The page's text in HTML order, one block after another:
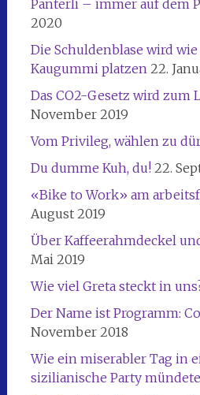
Pänterli – immer auf dem
2020
Die Schuldenblase wird
Kaugummi platzen 22.
Das CO2-Gesetz wird zum
November 2019
Vom Privileg, wählen zu
Du dumme Kuh, du! 22.
«Bike to Work» am
August 2019
Über Kaffeerahmdeckel
Mai 2019
Wie viel Greta steckt in
Der Name ist Programm:
November 2018
Wie ein miserabler Tag in
sizilianische Party mündete